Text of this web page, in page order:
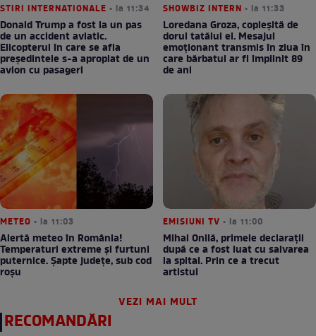
STIRI INTERNATIONALE • la 11:34
Donald Trump a fost la un pas
de un accident aviatic.
Elicopterul în care se afla
președintele s-a apropiat de un
avion cu pasageri
SHOWBIZ INTERN • la 11:33
Loredana Groza, copleșită de
dorul tatălui ei. Mesajul
emoționant transmis în ziua în
care bărbatul ar fi împlinit 89
de ani
METEO • la 11:03
Alertă meteo în România!
Temperaturi extreme și furtuni
puternice. Șapte județe, sub cod
roșu
EMISIUNI TV • la 11:00
Mihai Onilă, primele declarații
după ce a fost luat cu salvarea
la spital. Prin ce a trecut
artistul
VEZI MAI MULT
RECOMANDĂRI